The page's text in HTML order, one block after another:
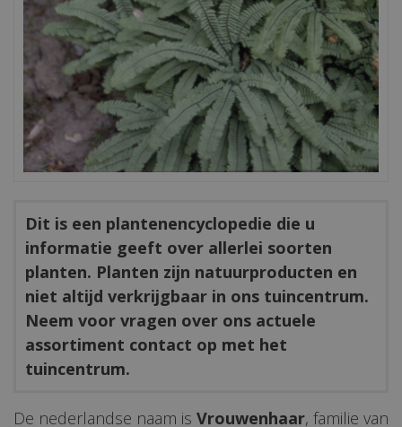
Dit is een plantenencyclopedie die u
informatie geeft over allerlei soorten
planten. Planten zijn natuurproducten en
niet altijd verkrijgbaar in ons tuincentrum.
Neem voor vragen over ons actuele
assortiment contact op met het
tuincentrum.
De nederlandse naam is Vrouwenhaar, familie van